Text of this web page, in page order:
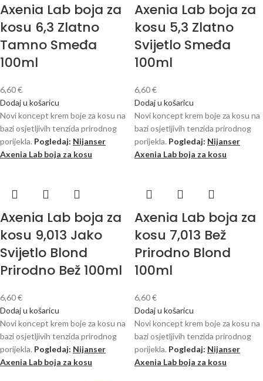
Axenia Lab boja za
kosu 6,3 Zlatno
Tamno Smeđa
100ml
6,60€
Dodaj u košaricu
Novi koncept krem ​​boje za kosu na
bazi osjetljivih tenzida prirodnog
porijekla. Pogledaj: Nijanser
Axenia Lab boja za kosu
Axenia Lab boja za
kosu 5,3 Zlatno
Svijetlo Smeđa
100ml
6,60€
Dodaj u košaricu
Novi koncept krem ​​boje za kosu na
bazi osjetljivih tenzida prirodnog
porijekla. Pogledaj: Nijanser
Axenia Lab boja za kosu
Axenia Lab boja za
kosu 9,013 Jako
Svijetlo Blond
Prirodno Bež 100ml
6,60€
Dodaj u košaricu
Novi koncept krem ​​boje za kosu na
bazi osjetljivih tenzida prirodnog
porijekla. Pogledaj: Nijanser
Axenia Lab boja za kosu
Axenia Lab boja za
kosu 7,013 Bež
Prirodno Blond
100ml
6,60€
Dodaj u košaricu
Novi koncept krem ​​boje za kosu na
bazi osjetljivih tenzida prirodnog
porijekla. Pogledaj: Nijanser
Axenia Lab boja za kosu